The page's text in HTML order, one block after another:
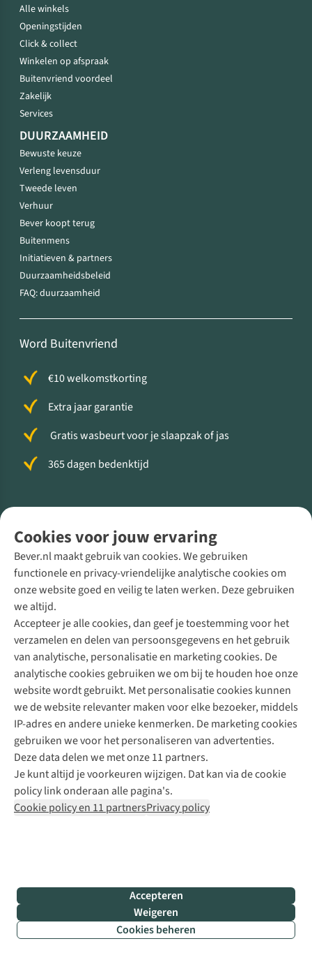
Cookies voor jouw ervaring
Bever.nl maakt gebruik van cookies. We gebruiken
functionele en privacy-vriendelijke analytische cookies om
onze website goed en veilig te laten werken. Deze gebruiken
we altijd.
Accepteer je alle cookies, dan geef je toestemming voor het
verzamelen en delen van persoonsgegevens en het gebruik
van analytische, personalisatie en marketing cookies. De
analytische cookies gebruiken we om bij te houden hoe onze
website wordt gebruikt. Met personalisatie cookies kunnen
we de website relevanter maken voor elke bezoeker, middels
IP-adres en andere unieke kenmerken. De marketing cookies
gebruiken we voor het personaliseren van advertenties.
Deze data delen we met onze 11 partners.
Je kunt altijd je voorkeuren wijzigen. Dat kan via de cookie
policy link onderaan alle pagina's.
Cookie policy en 11 partnersPrivacy policy
Accepteren
Weigeren
Cookies beheren
Alle winkels
Openingstijden
Click & collect
Winkelen op afspraak
Buitenvriend voordeel
Zakelijk
Services
DUURZAAMHEID
Bewuste keuze
Verleng levensduur
Tweede leven
Verhuur
Bever koopt terug
Buitenmens
Initiatieven & partners
Duurzaamheidsbeleid
FAQ: duurzaamheid
Word Buitenvriend
€10 welkomstkorting
Extra jaar garantie
Gratis wasbeurt voor je slaapzak of jas
365 dagen bedenktijd
Direct advies van een Buitenexpert
+31 (0)85 888 50 88
+31 6 12 28 49 80
Contactformulier
Bever
B.V.